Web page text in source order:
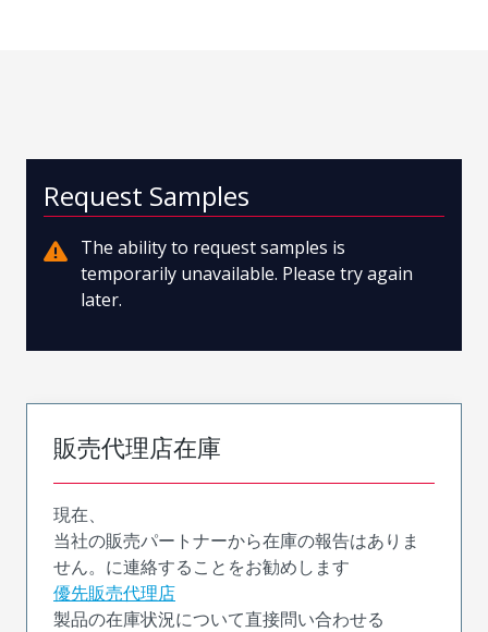
Request Samples
The ability to request samples is
temporarily unavailable. Please try again
later.
販売代理店在庫
現在、
当社の販売パートナーから在庫の報告はありま
せん。に連絡することをお勧めします
優先販売代理店
製品の在庫状況について直接問い合わせる